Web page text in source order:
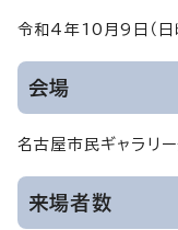
令和4年10月9日（日
会場
名古屋市民ギャラリ
来場者数